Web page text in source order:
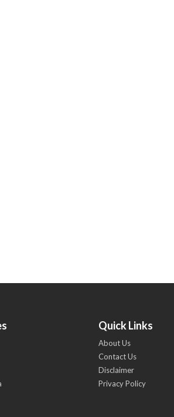
Quick Links
About Us
Contact Us
Disclaimer
Privacy Policy